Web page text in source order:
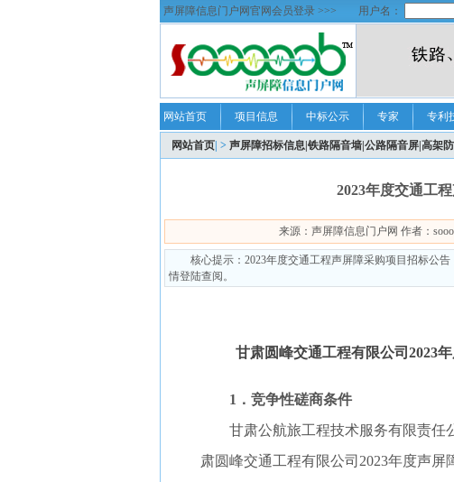
声屏障信息门户网官网会员登录 >>> 用户名：
网站首页 项目信息 中标公示 专家 专利
网站首页 | > 声屏障招标信息|铁路隔音墙|公路隔音屏|高架
2023年度交通工
来源：声屏障信息门户网 作者：
核心提示：2023年度交通工程声屏障采购项目招标公
情登陆查阅。
甘肃圆峰交通工程有限公司2023
1．竞争性磋商条件
甘肃公航旅工程技术服务有限责任
肃圆峰交通工程有限公司2023年度声